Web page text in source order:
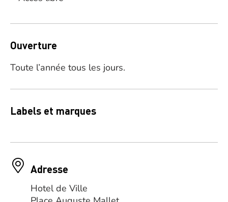
Ouverture
Toute l’année tous les jours.
Labels et marques
Adresse
Hotel de Ville